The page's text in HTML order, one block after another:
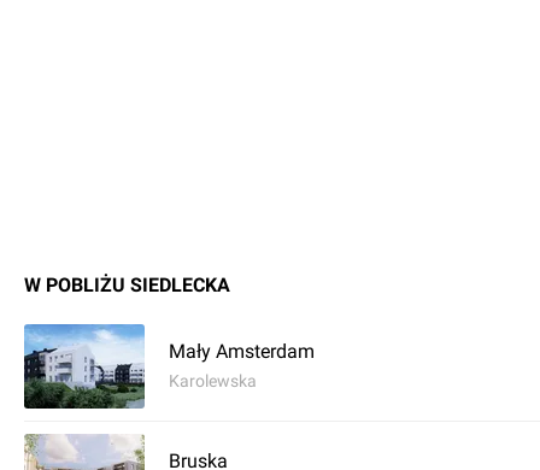
W POBLIŻU SIEDLECKA
Mały Amsterdam
Karolewska
Bruska